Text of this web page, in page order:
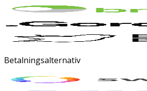
Betalningsalternativ